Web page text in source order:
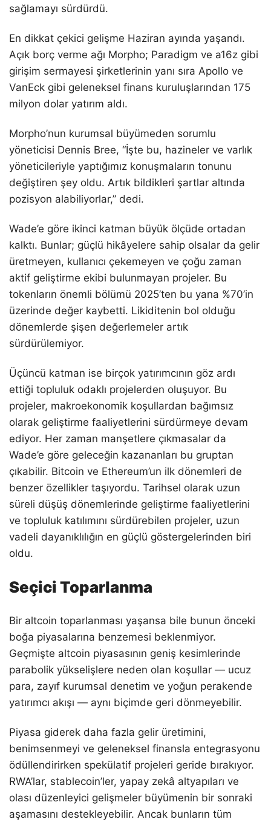
sağlamayı sürdürdü.
En dikkat çekici gelişme Haziran ayında yaşandı.
Açık borç verme ağı Morpho; Paradigm ve a16z gibi
girişim sermayesi şirketlerinin yanı sıra Apollo ve
VanEck gibi geleneksel finans kuruluşlarından 175
milyon dolar yatırım aldı.
Morpho’nun kurumsal büyümeden sorumlu
yöneticisi Dennis Bree, “İşte bu, hazineler ve varlık
yöneticileriyle yaptığımız konuşmaların tonunu
değiştiren şey oldu. Artık bildikleri şartlar altında
pozisyon alabiliyorlar,” dedi.
Wade’e göre ikinci katman büyük ölçüde ortadan
kalktı. Bunlar; güçlü hikâyelere sahip olsalar da gelir
üretmeyen, kullanıcı çekemeyen ve çoğu zaman
aktif geliştirme ekibi bulunmayan projeler. Bu
tokenların önemli bölümü 2025’ten bu yana %70’in
üzerinde değer kaybetti. Likiditenin bol olduğu
dönemlerde şişen değerlemeler artık
sürdürülemiyor.
Üçüncü katman ise birçok yatırımcının göz ardı
ettiği topluluk odaklı projelerden oluşuyor. Bu
projeler, makroekonomik koşullardan bağımsız
olarak geliştirme faaliyetlerini sürdürmeye devam
ediyor. Her zaman manşetlere çıkmasalar da
Wade’e göre geleceğin kazananları bu gruptan
çıkabilir. Bitcoin ve Ethereum’un ilk dönemleri de
benzer özellikler taşıyordu. Tarihsel olarak uzun
süreli düşüş dönemlerinde geliştirme faaliyetlerini
ve topluluk katılımını sürdürebilen projeler, uzun
vadeli dayanıklılığın en güçlü göstergelerinden biri
oldu.
Seçici Toparlanma
Bir altcoin toparlanması yaşansa bile bunun önceki
boğa piyasalarına benzemesi beklenmiyor.
Geçmişte altcoin piyasasının geniş kesimlerinde
parabolik yükselişlere neden olan koşullar — ucuz
para, zayıf kurumsal denetim ve yoğun perakende
yatırımcı akışı — aynı biçimde geri dönmeyebilir.
Piyasa giderek daha fazla gelir üretimini,
benimsenmeyi ve geleneksel finansla entegrasyonu
ödüllendirirken spekülatif projeleri geride bırakıyor.
RWA’lar, stablecoin’ler, yapay zekâ altyapıları ve
olası düzenleyici gelişmeler büyümenin bir sonraki
aşamasını destekleyebilir. Ancak bunların tüm